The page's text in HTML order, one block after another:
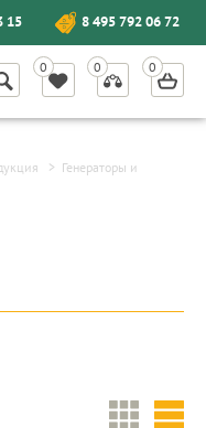
15 8 495 792 06 72
Генераторы и